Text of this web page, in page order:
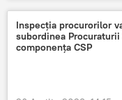
Inspecția procurorilor
subordinea
componența CSP